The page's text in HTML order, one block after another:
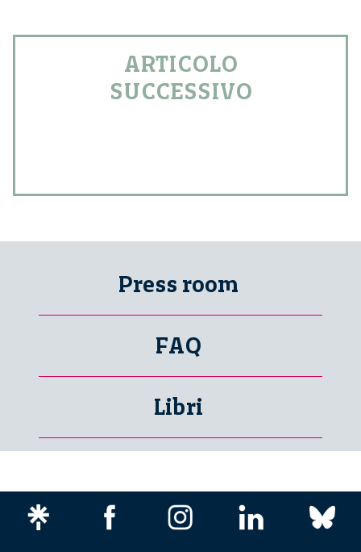
ARTICOLO
SUCCESSIVO
Press room
FAQ
Libri